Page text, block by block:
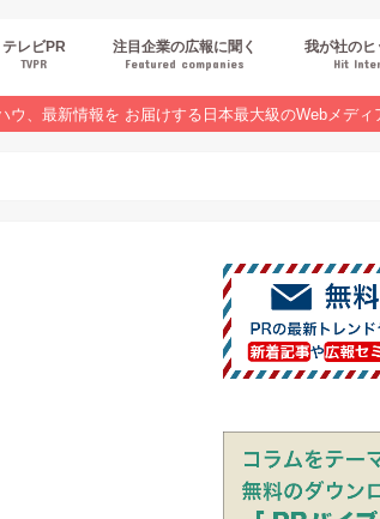
テレビPR
TVPR
注目企業の広報に聞く
Featured companies
我が社のヒ
Hit
、最新情報を お届けする日本最大級のWebメディ